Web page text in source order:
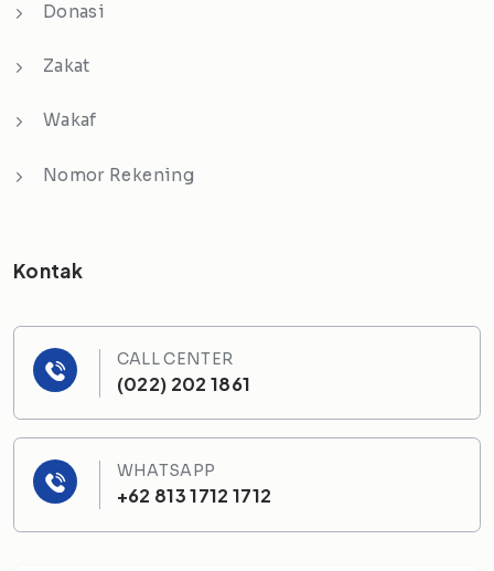
Donasi
Zakat
Wakaf
Nomor Rekening
Kontak
CALL CENTER
(022) 202 1861
WHATSAPP
+62 813 1712 1712